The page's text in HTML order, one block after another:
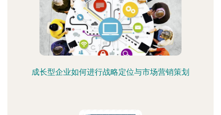
成长型企业如何进行战略定位与市场营销策划